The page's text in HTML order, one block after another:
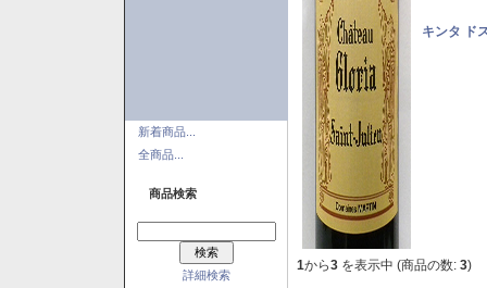
新着商品...
全商品...
商品検索
詳細検索
キンタ ド
1から3 を表示中 (商品の数: 3)